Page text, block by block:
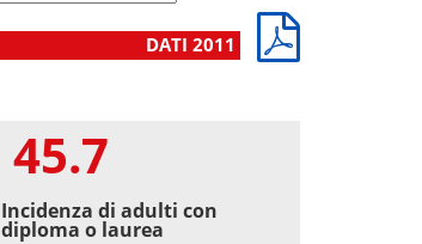
DATI 2011
45.7
Incidenza di adulti con
diploma o laurea